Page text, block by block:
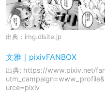
出典： img.dlsite.jp
文雅｜pixivFANBOX
出典: https://www.pixiv.net/
urce=pixiv